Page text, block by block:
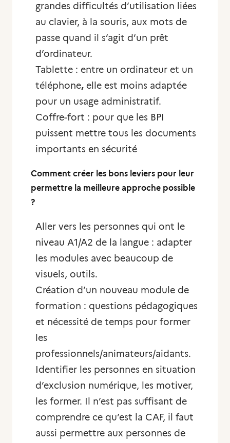
grandes difficultés d’utilisation liées
au clavier, à la souris, aux mots de
passe quand il s’agit d’un prêt
d’ordinateur.
Tablette : entre un ordinateur et un
téléphone, elle est moins adaptée
pour un usage administratif.
Coffre-fort : pour que les BPI
puissent mettre tous les documents
importants en sécurité
Comment créer les bons leviers pour leur
permettre la meilleure approche possible
?
Aller vers les personnes qui ont le
niveau A1/A2 de la langue : adapter
les modules avec beaucoup de
visuels, outils.
Création d’un nouveau module de
formation : questions pédagogiques
et nécessité de temps pour former
les
professionnels/animateurs/aidants.
Identifier les personnes en situation
d’exclusion numérique, les motiver,
les former. Il n’est pas suffisant de
comprendre ce qu’est la CAF, il faut
aussi permettre aux personnes de